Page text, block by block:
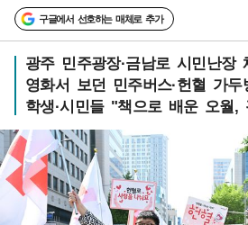
구글에서 선호하는 매체로 추가
광주 민주광장·금남로 시민난장
영화서 보던 민주버스·헌혈 가두
학생·시민들 "책으로 배운 오월,